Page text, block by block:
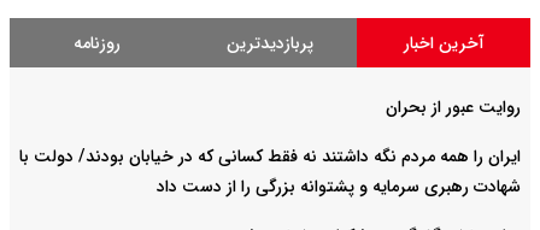
آخرین اخبار پربازدیدترین روزنامه
روایت عبور از بحران
ایران را همه مردم نگه داشتند نه فقط کسانی که در خیابان بودند/ دولت با
شهادت رهبری سرمایه و پشتوانه بزرگی را از دست داد